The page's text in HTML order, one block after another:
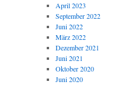
April 2023
September 2022
Juni 2022
März 2022
Dezember 2021
Juni 2021
Oktober 2020
Juni 2020